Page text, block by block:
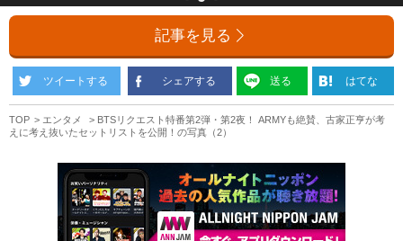
記事を見る
ツイートする シェアする 送る はてな
TOP エンタメ
BTSリクエスト特番第2弾・第2夜！ ARMYも絶賛、古家正亨が考
えに考え抜いたセットリストを公開！の写真（2）